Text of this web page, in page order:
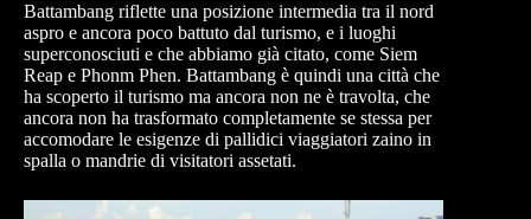
Battambang riflette una posizione intermedia tra il nord
aspro e ancora poco battuto dal turismo, e i luoghi
superconosciuti e che abbiamo già citato, come Siem
Reap e Phonm Phen. Battambang è quindi una città che
ha scoperto il turismo ma ancora non ne è travolta, che
ancora non ha trasformato completamente se stessa per
accomodare le esigenze di pallidici viaggiatori zaino in
spalla o mandrie di visitatori assetati.